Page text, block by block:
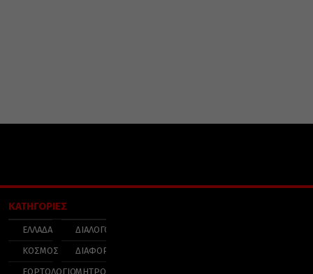
ΚΑΤΗΓΟΡΙΕΣ
ΕΛΛΑΔΑ
ΚΟΣΜΟΣ
ΕΟΡΤΟΛΟΓΙΟ
ΔΙΑΛΟΓΟΣ
ΔΙΑΦΟΡΑ
ΜΗΤΡΟΠΟΛΕΙΣ